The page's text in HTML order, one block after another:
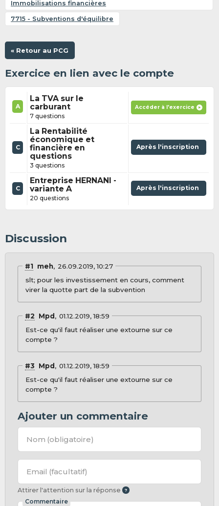
Immobilisations financières
7715 - Subventions d'équilibre
« Retour au PCG
Exercice en lien avec le compte
A
La TVA sur le
carburant
7 questions
Accéder à l'exercice
C
La Rentabilité
économique et
financière en
questions
3 questions
Après l'inscription
C
Entreprise HERNANI -
variante A
20 questions
Après l'inscription
Discussion
#1 meh
26.09.2019, 10:27
slt; pour les investissement en cours, comment
virer la quotte part de la subvention
#2 Mpd
01.12.2019, 18:59
Est-ce qu'il faut réaliser une extourne sur ce
compte ?
#3 Mpd
01.12.2019, 18:59
Est-ce qu'il faut réaliser une extourne sur ce
compte ?
Ajouter un commentaire
Nom (obligatoire)
Email (facultatif)
Attirer l'attention sur la réponse
Commentaire